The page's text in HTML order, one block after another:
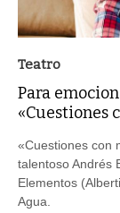
Teatro
Para
«Cuestiones
«Cuestiones con
talentoso Andrés
Elementos
Agua.